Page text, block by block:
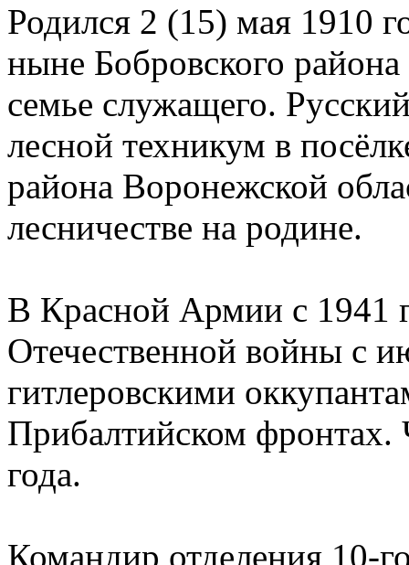
Родился 2 (15) мая 1910
ныне Бобровского
семье служащего.
лесной техникум в
района Воронежской
лесничестве на родине.
В Красной Армии с 1941
Отечественной войны с
гитлеровскими
Прибалтийском
года.
Командир отделения 10-